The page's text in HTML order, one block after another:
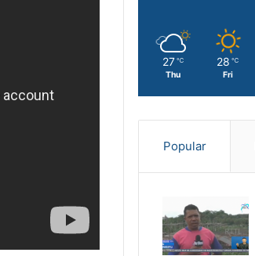
27 ℃
Thu
28 ℃
Fri
Popular